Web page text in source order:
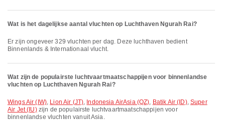
Wat is het dagelijkse aantal vluchten op Luchthaven Ngurah Rai?
Er zijn ongeveer 329 vluchten per dag. Deze luchthaven bedient
Binnenlands & Internationaal vlucht.
Wat zijn de populairste luchtvaartmaatschappijen voor binnenlandse
vluchten op Luchthaven Ngurah Rai?
Wings Air (IW), Lion Air (JT), Indonesia AirAsia (QZ), Batik Air (ID), Super
Air Jet (IU)zijn de populairste luchtvaartmaatschappijen voor
binnenlandse vluchten vanuit Asia.